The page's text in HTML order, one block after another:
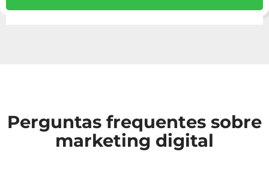
Perguntas frequentes sobre
marketing digital